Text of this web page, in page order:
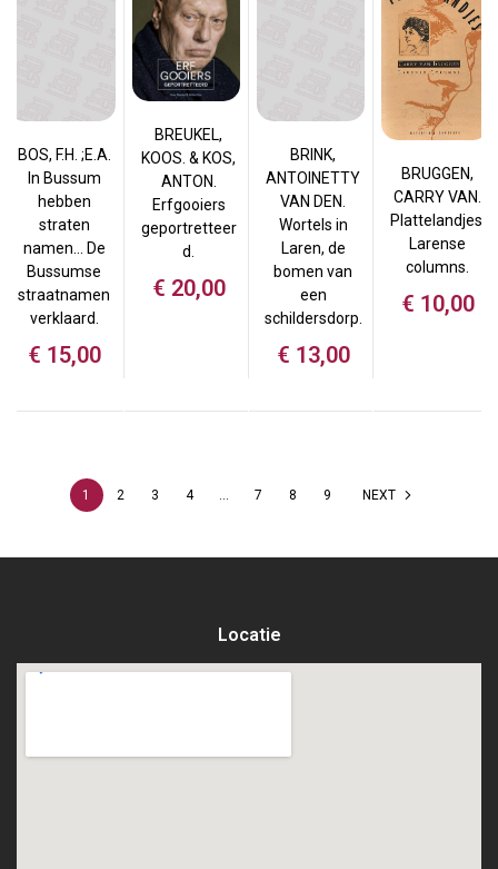
BOS, F.H. ;E.A.
In Bussum
hebben
straten
namen… De
Bussumse
straatnamen
verklaard.
€ 15,00
BREUKEL,
KOOS. & KOS,
ANTON.
Erfgooiers
geportretteer
d.
€ 20,00
BRINK,
ANTOINETTY
VAN DEN.
Wortels in
Laren, de
bomen van
een
schildersdorp.
€ 13,00
BRUGGEN,
CARRY VAN.
Plattelandjes.
Larense
columns.
€ 10,00
1 2 3 4 … 7 8 9 NEXT
Locatie